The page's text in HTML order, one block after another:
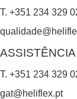
T. +351 234 329
T. +351 234 329
gat@heliflex.pt